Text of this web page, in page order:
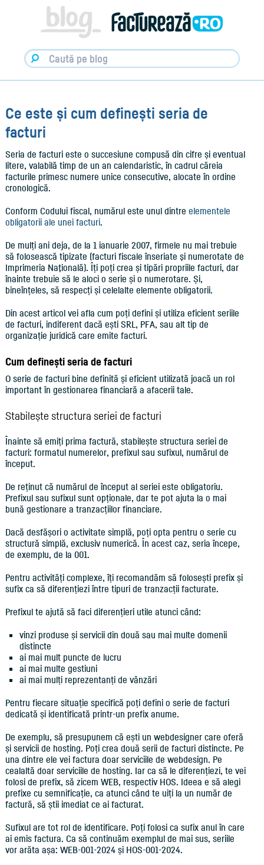
Factureaza.ro
Ce este și cum definești seria de
facturi
Seria de facturi este o succesiune compusă din cifre și eventual
litere, valabilă timp de un an calendaristic, în cadrul căreia
facturile primesc numere unice consecutive, alocate în ordine
cronologică.
Conform Codului fiscal, numărul este unul dintre elementele
obligatorii ale unei facturi.
De mulți ani deja, de la 1 ianuarie 2007, firmele nu mai trebuie
să folosească tipizate (facturi fiscale înseriate şi numerotate de
Imprimeria Naţională). Îți poți crea și tipări propriile facturi, dar
înainte trebuie să le aloci o serie și o numerotare. Și,
bineînțeles, să respecți și celelalte elemente obligatorii.
Din acest articol vei afla cum poți defini și utiliza eficient seriile
de facturi, indiferent dacă ești SRL, PFA, sau alt tip de
organizație juridică care emite facturi.
Cum definești seria de facturi
O serie de facturi bine definită și eficient utilizată joacă un rol
important în gestionarea financiară a afacerii tale.
Stabilește structura seriei de facturi
Înainte să emiți prima factură, stabilește structura seriei de
facturi: formatul numerelor, prefixul sau sufixul, numărul de
început.
De reținut că numărul de început al seriei este obligatoriu.
Prefixul sau sufixul sunt opționale, dar te pot ajuta la o mai
bună gestionare a tranzacțiilor financiare.
Dacă desfășori o activitate simplă, poți opta pentru o serie cu
structură simplă, exclusiv numerică. În acest caz, seria începe,
de exemplu, de la 001.
Pentru activități complexe, îți recomandăm să folosești prefix și
sufix ca să diferențiezi între tipuri de tranzacții facturate.
Prefixul te ajută să faci diferențieri utile atunci când:
vinzi produse și servicii din două sau mai multe domenii
distincte
ai mai mult puncte de lucru
ai mai multe gestiuni
ai mai mulți reprezentanți de vânzări
Pentru fiecare situație specifică poți defini o serie de facturi
dedicată și identificată printr-un prefix anume.
De exemplu, să presupunem că ești un webdesigner care oferă
și servicii de hosting. Poți crea două serii de facturi distincte. Pe
una dintre ele vei factura doar serviciile de webdesign. Pe
cealaltă doar serviciile de hosting. Iar ca să le diferențiezi, te vei
folosi de prefix, să zicem WEB, respectiv HOS. Ideea e să alegi
prefixe cu semnificație, ca atunci când te uiți la un număr de
factură, să știi imediat ce ai facturat.
Sufixul are tot rol de identificare. Poți folosi ca sufix anul în care
ai emis factura. Ca să continuăm exemplul de mai sus, seriile
vor arăta așa: WEB-001-2024 și HOS-001-2024.